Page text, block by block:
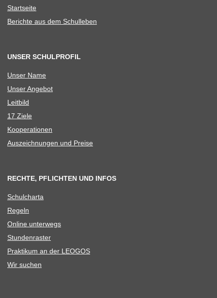
Start­seite
Berichte aus dem Schulleben
UNSER SCHULPROFIL
Unser Name
Unser Ange­bot
Leit­bild
17 Ziele
Koope­ra­tio­nen
Aus­zeich­nun­gen und Preise
RECHTE, PFLICHTEN UND INFOS
Schul­charta
Regeln
Online unter­wegs
Stun­den­ras­ter
Prak­ti­kum an der LEOGOS
Wir suchen